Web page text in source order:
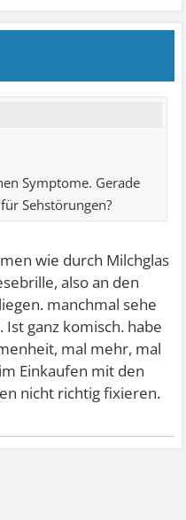
Symptome. Gerade
Sehstörungen?
wie durch Milchglas
also an den
manchmal sehe
ganz komisch. habe
mal mehr, mal
Einkaufen mit den
nicht richtig fixieren.